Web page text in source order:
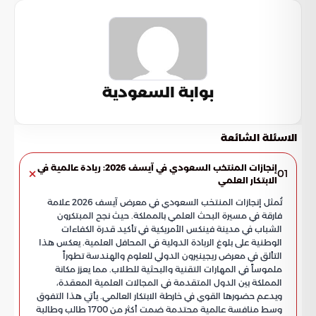
بوابة السعودية
الاسئلة الشائعة
01
إنجازات المنتخب السعودي في آيسف 2026: ريادة عالمية في
الابتكار العلمي
تُمثل إنجازات المنتخب السعودي في معرض آيسف 2026 علامة
فارقة في مسيرة البحث العلمي بالمملكة. حيث نجح المبتكرون
الشباب في مدينة فينكس الأمريكية في تأكيد قدرة الكفاءات
الوطنية على بلوغ الريادة الدولية في المحافل العلمية. يعكس هذا
التألق في معرض ريجينيرون الدولي للعلوم والهندسة تطوراً
ملموساً في المهارات التقنية والبحثية للطلاب. مما يعزز مكانة
المملكة بين الدول المتقدمة في المجالات العلمية المعقدة،
ويدعم حضورها القوي في خارطة الابتكار العالمي. يأتي هذا التفوق
وسط منافسة عالمية محتدمة ضمت أكثر من 1700 طالب وطالبة